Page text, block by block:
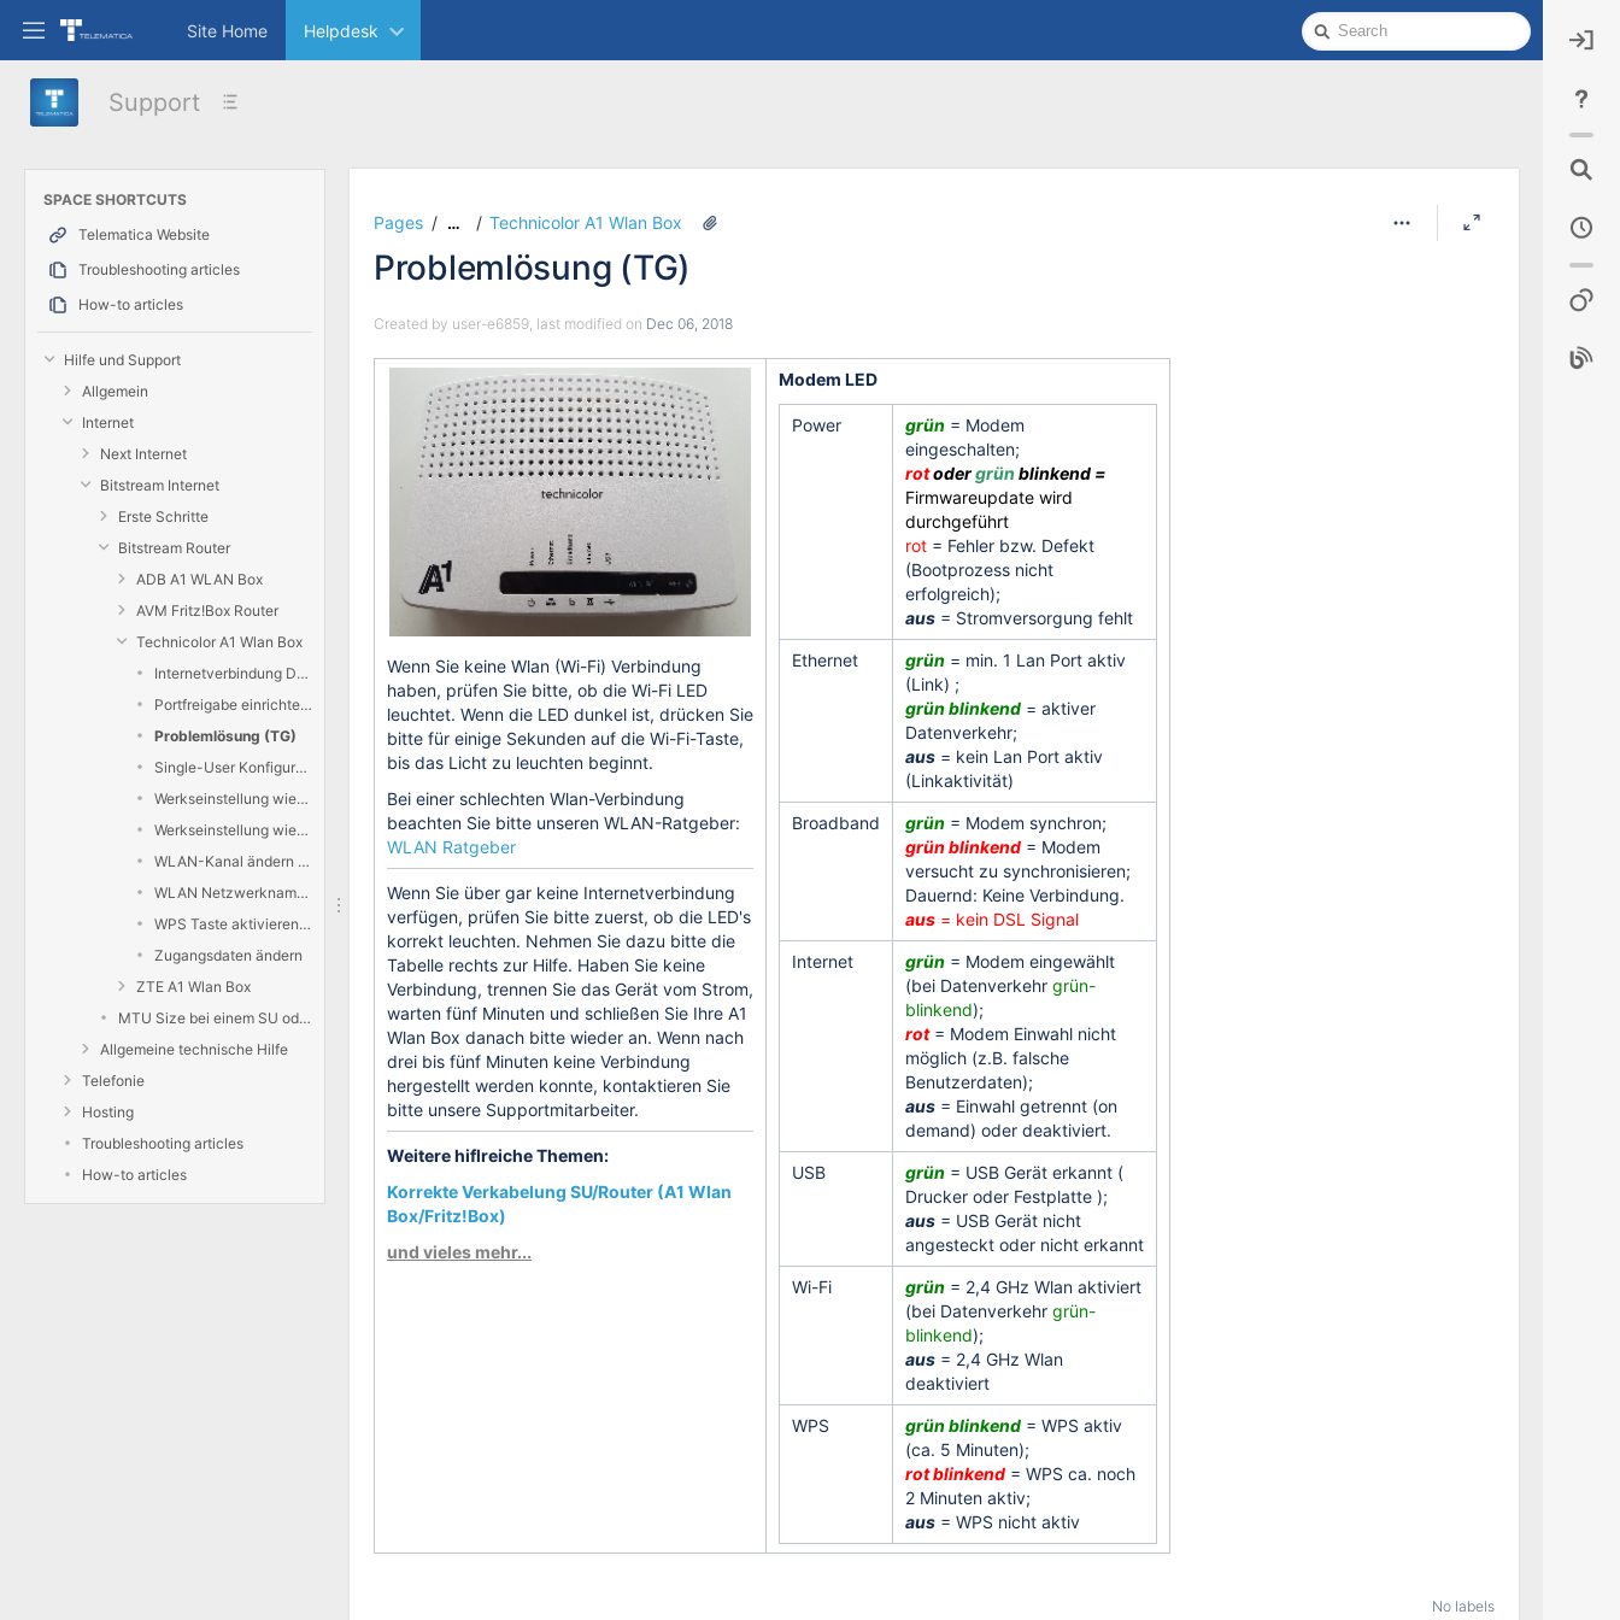
main
content
assistive.skiplink.to.breadcrumbs
assistive.skiplink.to.header.menu
Site Home Helpdesk
Quick
Search
Support
SPACE SHORTCUTS
Telematica Website
Troubleshooting articles
How-to articles
Hilfe und Support
Allgemein
Internet
Next Internet
Bitstream Internet
Erste Schritte
Bitstream Router
ADB A1 WLAN Box
AVM Fritz!Box Router
Technicolor A1 Wlan Box
Internetverbindung Dauerbetrieb (AlwaysOn)
Portfreigabe einrichten (TG)
Problemlösung (TG)
Single-User Konfiguration
Werkseinstellung wiederherstellen ( Reset-Taste )
Werkseinstellung wiederherstellen (Webinterface)
WLAN-Kanal ändern (TG)
WLAN Netzwerkname und Passwort ändern (TG)
WPS Taste aktivieren bzw. deaktivieren
Zugangsdaten ändern
ZTE A1 Wlan Box
MTU Size bei einem SU oder Bridge Setup
Allgemeine technische Hilfe
Telefonie
Hosting
Troubleshooting articles
How-to articles
Pages … Technicolor A1 Wlan Box
Skip
Problemlösung (TG)
Created by user-e6859, last modified on Dec 06, 2018
Wenn Sie keine Wlan (Wi-Fi) Verbindung
haben, prüfen Sie bitte, ob die Wi-Fi LED
leuchtet. Wenn die LED dunkel ist, drücken Sie
bitte für einige Sekunden auf die Wi-Fi-Taste,
bis das Licht zu leuchten beginnt.
Bei einer schlechten Wlan-Verbindung
beachten Sie bitte unseren WLAN-Ratgeber:
WLAN Ratgeber
Wenn Sie über gar keine Internetverbindung
verfügen, prüfen Sie bitte zuerst, ob die LED's
korrekt leuchten. Nehmen Sie dazu bitte die
Tabelle rechts zur Hilfe. Haben Sie keine
Verbindung, trennen Sie das Gerät vom Strom,
warten fünf Minuten und schließen Sie Ihre A1
Wlan Box danach bitte wieder an. Wenn nach
drei bis fünf Minuten keine Verbindung
hergestellt werden konnte, kontaktieren Sie
bitte unsere Supportmitarbeiter.
Weitere hiflreiche Themen:
Korrekte Verkabelung SU/Router (A1 Wlan
Box/Fritz!Box)
und vieles mehr...
Modem LED
Power grün = Modem
eingeschalten;
rotodergrün blinkend =
Firmwareupdate wird
durchgeführt
rot = Fehler bzw. Defekt
(Bootprozess nicht
erfolgreich);
aus = Stromversorgung fehlt
Ethernet grün = min. 1 Lan Port aktiv
(Link) ;
grün blinkend = aktiver
Datenverkehr;
aus = kein Lan Port aktiv
(Linkaktivität)
Broadband grün = Modem synchron;
grün blinkend = Modem
versucht zu synchronisieren;
Dauernd: Keine Verbindung.
aus = kein DSL Signal
Internet grün = Modem eingewählt
(bei Datenverkehr grün-
blinkend);
rot= Modem Einwahl nicht
möglich (z.B. falsche
Benutzerdaten);
aus = Einwahl getrennt (on
demand) oder deaktiviert.
USB grün = USB Gerät erkannt (
Drucker oder Festplatte );
aus = USB Gerät nicht
angesteckt oder nicht erkannt
Wi-Fi grün = 2,4 GHz Wlan aktiviert
(bei Datenverkehr grün-
blinkend);
aus = 2,4 GHz Wlan
deaktiviert
WPS grün blinkend = WPS aktiv
(ca. 5 Minuten);
rot blinkend = WPS ca. noch
2 Minuten aktiv;
aus = WPS nicht aktiv
No labels